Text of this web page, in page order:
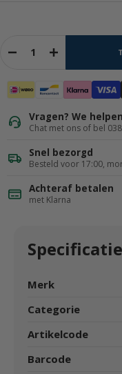
Vragen? We
Chat met ons of bel
Snel bezorgd
Besteld voor 17:00,
Achteraf betalen
met Klarna
Merk
Categorie
Artikelcode
Barcode